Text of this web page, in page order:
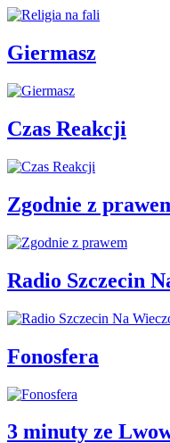
Giermasz
Czas Reakcji
Zgodnie z
Radio Szczecin
Fonosfera
3 minuty ze